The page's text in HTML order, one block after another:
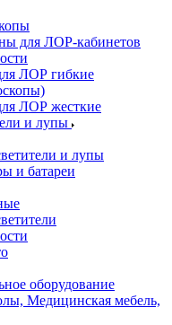
для ЛОР-кабинетов
ЛОР гибкие
ЛОР жесткие
и лупы
и лупы
и батареи
оборудование
Медицинская мебель,